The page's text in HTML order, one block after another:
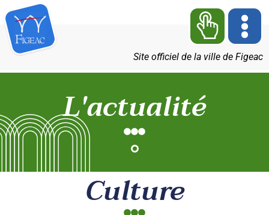
Site officiel de la ville de Figeac
L'actualité
Culture